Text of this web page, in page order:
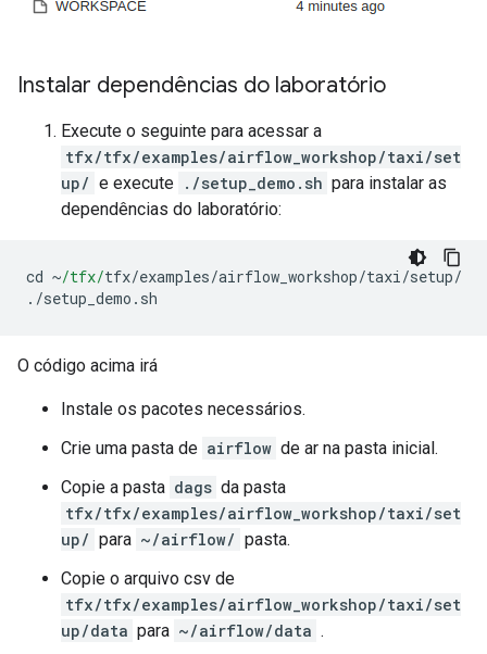
Instalar dependências do laboratório
Execute o seguinte para acessar a
tfx/tfx/examples/airflow_workshop/taxi/set
up/ e execute ./setup_demo.sh para instalar as
dependências do laboratório:
cd ~/tfx/tfx/examples/airflow_workshop/taxi/setup/
./setup_demo . sh
O código acima irá
Instale os pacotes necessários.
Crie uma pasta de airflow de ar na pasta inicial.
Copie a pasta dags da pasta
tfx/tfx/examples/airflow_workshop/taxi/set
up/ para ~/airflow/ pasta.
Copie o arquivo csv de
tfx/tfx/examples/airflow_workshop/taxi/set
up/data para ~/airflow/data .